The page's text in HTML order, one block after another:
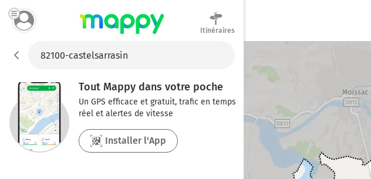
Itinéraires
Tout Mappy dans votre poche
Un GPS efficace et gratuit, trafic en temps
réel et alertes de vitesse
Installer l'App